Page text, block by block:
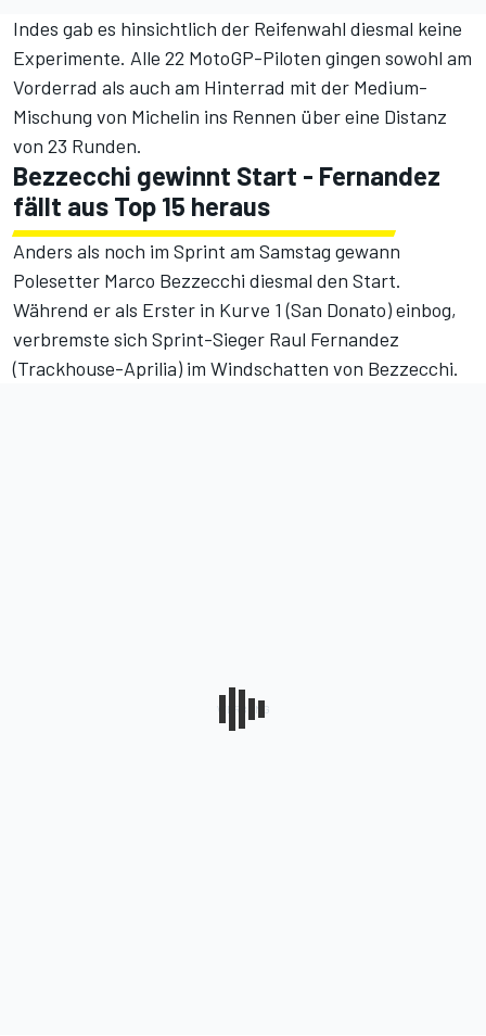
Indes gab es hinsichtlich der Reifenwahl diesmal keine
Experimente. Alle 22 MotoGP-Piloten gingen sowohl am
Vorderrad als auch am Hinterrad mit der Medium-
Mischung von Michelin ins Rennen über eine Distanz
von 23 Runden.
Bezzecchi gewinnt Start - Fernandez
fällt aus Top 15 heraus
Anders als noch im Sprint am Samstag gewann
Polesetter Marco Bezzecchi diesmal den Start.
Während er als Erster in Kurve 1 (San Donato) einbog,
verbremste sich Sprint-Sieger Raul Fernandez
(Trackhouse-Aprilia) im Windschatten von Bezzecchi.